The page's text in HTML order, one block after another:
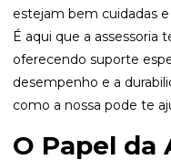
estejam bem cuidadas
É aqui que a assessoria
oferecendo suporte
desempenho e a
como a nossa pode te
O Papel da